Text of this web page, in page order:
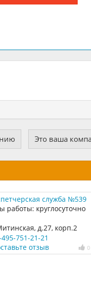
Это ваша
служба №539
работы: круглосуточно
д.27, корп.2
751-21-21
0
отзыв